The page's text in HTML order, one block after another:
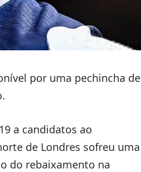
por uma pechincha de
a candidatos ao
de Londres sofreu uma
do rebaixamento na